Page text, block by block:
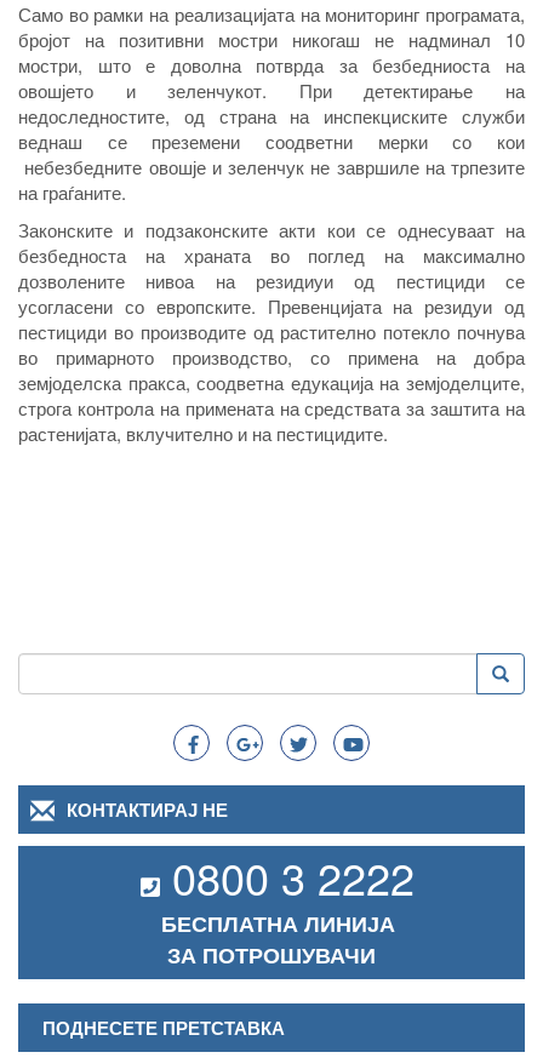
Само во рамки на реализацијата на мониторинг програмата,
бројот на позитивни мостри никогаш не надминал 10
мостри, што е доволна потврда за безбедниоста на
овошјето и зеленчукот. При детектирање на
недоследностите, од страна на инспекциските служби
веднаш се преземени соодветни мерки со кои
небезбедните овошје и зеленчук не завршиле на трпезите
на граѓаните.
Законските и подзаконските акти кои се однесуваат на
безбедноста на храната во поглед на максимално
дозволените нивоа на резидиуи од пестициди се
усогласени со европските. Превенцијата на резидуи од
пестициди во производите од растително потекло почнува
во примарното производство, со примена на добра
земјоделска пракса, соодветна едукација на земјоделците,
строга контрола на примената на средствата за заштита на
растенијата, вклучително и на пестицидите.
Search
Пребарување
КОНТАКТИРАЈ НЕ
0800 3 2222
БЕСПЛАТНА ЛИНИЈА
ЗА ПОТРОШУВАЧИ
ПОДНЕСЕТЕ ПРЕТСТАВКА